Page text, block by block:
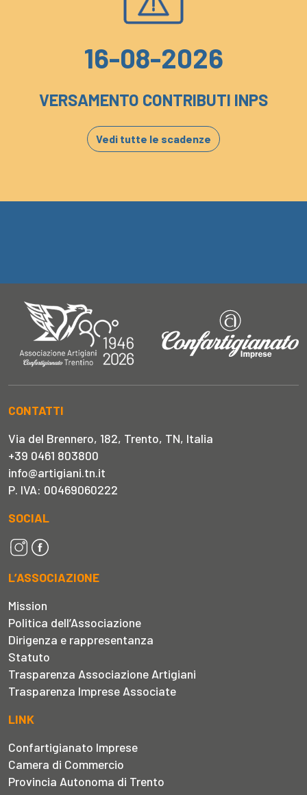
16-08-2026
VERSAMENTO CONTRIBUTI INPS
Vedi tutte le scadenze
CONTATTI
Via del Brennero, 182, Trento, TN, Italia
+39 0461 803800
info@artigiani.tn.it
P. IVA: 00469060222
SOCIAL
L’ASSOCIAZIONE
Mission
Politica dell’Associazione
Dirigenza e rappresentanza
Statuto
Trasparenza Associazione Artigiani
Trasparenza Imprese Associate
LINK
Confartigianato Imprese
Camera di Commercio
Provincia Autonoma di Trento